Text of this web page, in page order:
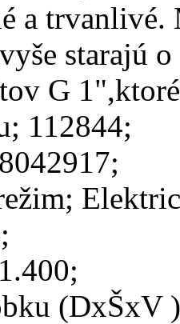
a
starajú
G
112844;
(DxŠxV